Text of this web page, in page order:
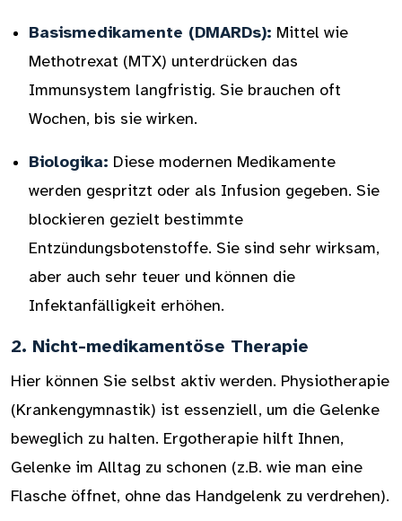
Basismedikamente (DMARDs): Mittel wie
Methotrexat (MTX) unterdrücken das
Immunsystem langfristig. Sie brauchen oft
Wochen, bis sie wirken.
Biologika: Diese modernen Medikamente
werden gespritzt oder als Infusion gegeben. Sie
blockieren gezielt bestimmte
Entzündungsbotenstoffe. Sie sind sehr wirksam,
aber auch sehr teuer und können die
Infektanfälligkeit erhöhen.
2. Nicht-medikamentöse Therapie
Hier können Sie selbst aktiv werden. Physiotherapie
(Krankengymnastik) ist essenziell, um die Gelenke
beweglich zu halten. Ergotherapie hilft Ihnen,
Gelenke im Alltag zu schonen (z.B. wie man eine
Flasche öffnet, ohne das Handgelenk zu verdrehen).